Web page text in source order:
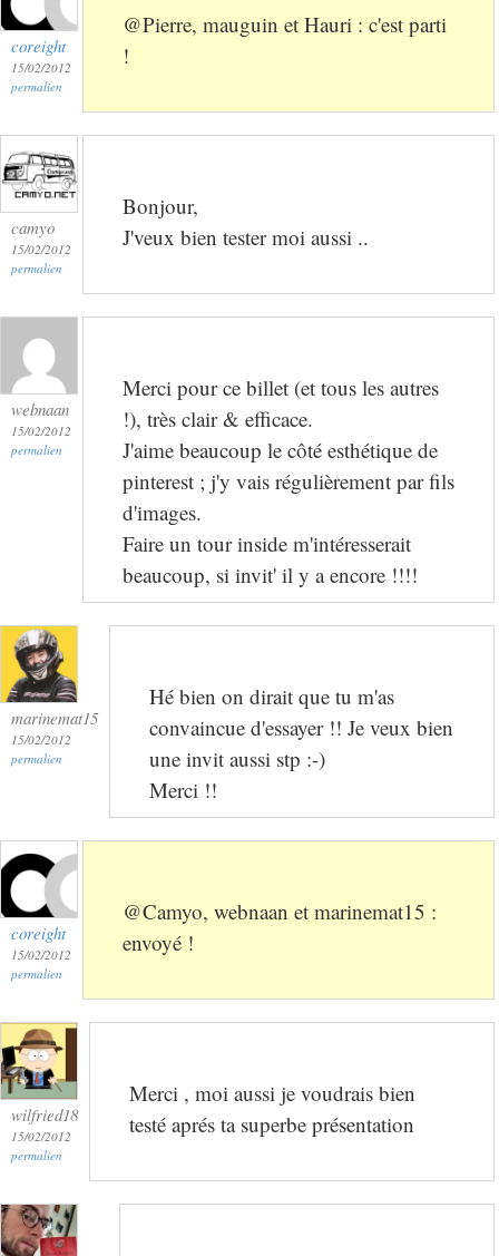
coreight
15/02/2012
permalien
@Pierre, mauguin et Hauri : c'est parti
!
camyo
15/02/2012
permalien
Bonjour,
J'veux bien tester moi aussi ..
webnaan
15/02/2012
permalien
Merci pour ce billet (et tous les autres
!), très clair & efficace.
J'aime beaucoup le côté esthétique de
pinterest ; j'y vais régulièrement par fils
d'images.
Faire un tour inside m'intéresserait
beaucoup, si invit' il y a encore !!!!
marinemat15
15/02/2012
permalien
Hé bien on dirait que tu m'as
convaincue d'essayer !! Je veux bien
une invit aussi stp :-)
Merci !!
coreight
15/02/2012
permalien
@Camyo, webnaan et marinemat15 :
envoyé !
wilfried18
15/02/2012
permalien
Merci , moi aussi je voudrais bien
testé aprés ta superbe présentation